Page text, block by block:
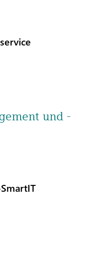
und -